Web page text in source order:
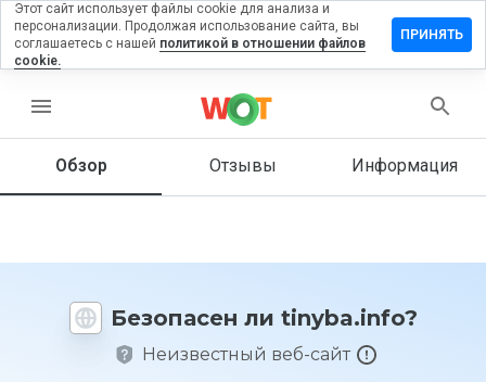
menu
Обзор Отзывы Информация
Безопасен ли tinyba.info?
Неизвестный веб-сайт
на
Как бы
этот
1 до 5?
Этот сайт использует файлы cookie для анализа и
персонализации. Продолжая использование сайта, вы
соглашаетесь с нашей политикой в отношении файлов
cookie.
ПРИНЯТЬ